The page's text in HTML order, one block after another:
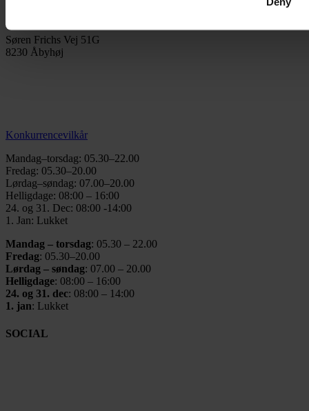
Søren Frichs Vej 51G
8230 Åbyhøj
Konkurrencevilkår
Mandag–torsdag: 05.30–22.00
Fredag: 05.30–20.00
Lørdag–søndag: 07.00–20.00
Helligdage: 08:00 – 16:00
24. og 31. Dec: 08:00 -14:00
1. Jan: Lukket
Mandag – torsdag: 05.30 – 22.00
Fredag: 05.30–20.00
Lørdag – søndag: 07.00 – 20.00
Helligdage: 08:00 – 16:00
24. og 31. dec: 08:00 – 14:00
1. jan: Lukket
SOCIAL